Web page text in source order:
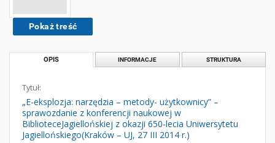
Pokaż treść
OPIS INFORMACJE STRUKTURA
Tytuł:
„E-eksplozja: narzędzia – metody- użytkownicy” –
sprawozdanie z konferencji naukowej w
BiblioteceJagiellońskiej z okazji 650-lecia Uniwersytetu
Jagiellońskiego(Kraków – UJ, 27 III 2014 r.)